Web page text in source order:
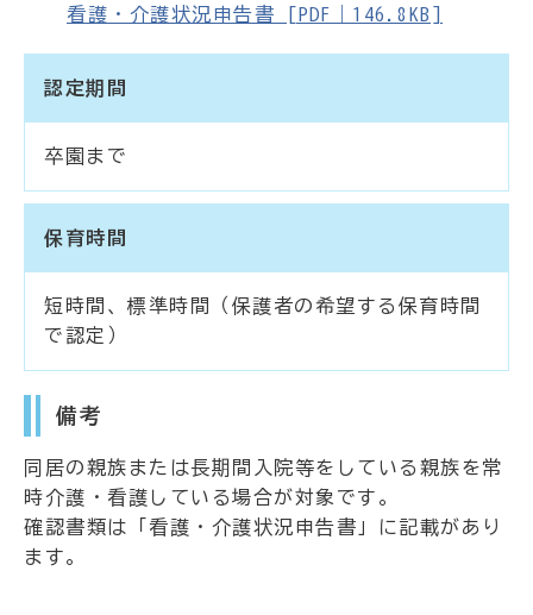
看護・介護状況申告書 [PDF｜146.8KB]
認定期間
卒園まで
保育時間
短時間、標準時間（保護者の希望する保育時間
で認定）
備考
同居の親族または長期間入院等をしている親族を常
時介護・看護している場合が対象です。
確認書類は「看護・介護状況申告書」に記載があり
ます。